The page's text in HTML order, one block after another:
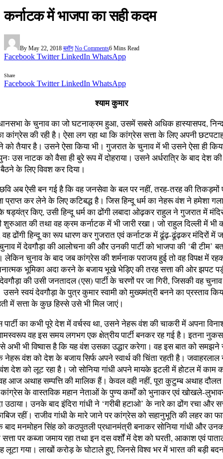
कर्नाटक में भाजपा का सही कदम
By May 22, 2018 ब्लॉग No Comments6 Mins Read
Facebook Twitter LinkedIn WhatsApp
Share
Facebook Twitter LinkedIn WhatsApp
श्याम कुमार
के चुनाव का जो घटनाक्रम हुआ, उसमें सबसे अधिक हास्यासपद,
कांग्रेस की रही है। ऐसा लग रहा था कि कांग्रेस सत्ता के लिए अपनी
को तैयार है। उसने ऐसा किया भी। गुजरात के चुनाव में भी उसने ऐसा ही
उस नाटक को वैसा ही बुरे रूप में दोहराया। उसने अर्धरात्रि के बाद देश
के लिए विवश कर दिया।
अब ऐसी बन गई है कि वह जनसेवा के बल पर नहीं, तरह-तरह की तिकड़मों
प्राप्त कर लेने के लिए कटिबद्ध है। जिस हिन्दू धर्म का नेहरू वंश ने हमेशा
षड्यंत्र किए, उसी हिन्दू धर्म का ढोंगी लबादा ओढ़कर राहुल ने गुजरात में
शुरुआत की तथा वह क्रम कर्नाटक में भी जारी रखा। जो राहुल दिल्ली में भी
वह ढोंगी हिन्दू का रूप धारण कर गुजरात एवं कर्नाटक में ढूंढ़-ढूंढ़कर मंदिरों में
में देवगौड़ा की आलोचना की और उनकी पार्टी को भाजपा की ‘बी टीम’
लेकिन चुनाव के बाद जब कांग्रेस की शर्मनाक पराजय हुई तो वह विपक्ष में
भूमिका अदा करने के बजाय भूखे भेड़िए की तरह सत्ता की ओर झपट
की उसी जनतादल (एस) पार्टी के चरणों पर जा गिरी, जिसकी वह
उसने स्वयं देवगौड़ा के पुत्र कुमार स्वामी को मुख्यमंत्री बनने का प्रस्ताव
में सत्ता के कुछ हिस्से उसे भी मिल जाएं।
का कभी पूरे देश में वर्चस्व था, उसने नेहरू वंश की चाकरी में अपना
वह इस समय लगभग एक क्षेत्रीय पार्टी बनकर रह गई है। इतना
अभी भी विष्वास है कि यह वंश उसका उद्धार करेगा। वह इस बात को
नेहरू वंश को देश के बजाय सिर्फ अपने स्वार्थ की चिंता रहती है।
देश को लूट रहा है। जो सोनिया गांधी अपने मायके इटली में होटल में काम
आज अथाह सम्पत्ति की मालिक हैं। केवल वही नहीं, पूरा कुटुम्ब अथाह
के वास्तविक महान नेताओं के पुण्य कर्माें को भुनाकर एवं खोखले-
उठाया। उनके बाद इंदिरा गांधी ने ‘गरीबी हटाओ’ के नारे का ढोंग रचा और
रहीं। राजीव गांधी के मारे जाने पर कांग्रेस को सहानुभूति की लहर का
मनमोहन सिंह को कठपुतली प्रधानमंत्री बनाकर सोनिया गांधी और
सत्ता पर कब्जा जमाय रहा तथा इन दस वर्शों में देश को घरती, आकाश एवं
लूटा गया। लाखों करोड़ के घोटाले हुए, जिनसे विश्व भर में भारत की बड़ी